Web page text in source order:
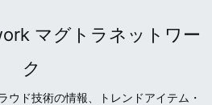
マグトラネットワー
ク
ウド技術の情報、トレンドアイテム・